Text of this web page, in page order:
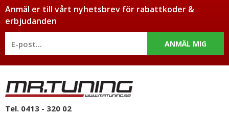
Anmäl er till vårt nyhetsbrev för rabattkoder &
erbjudanden
ANMÄL MIG
Tel. 0413 - 320 02